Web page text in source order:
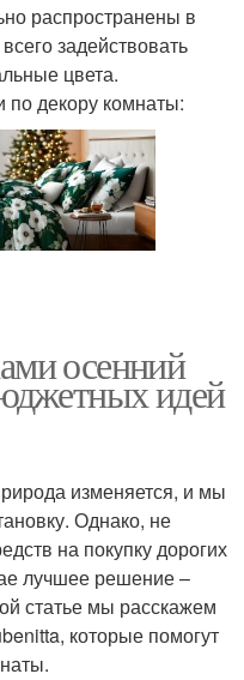
распространены в
задействовать
цвета.
декору комнаты:
осенний
идей
изменяется, и мы
Однако, не
на покупку дорогих
лучшее решение –
статье мы расскажем
которые помогут